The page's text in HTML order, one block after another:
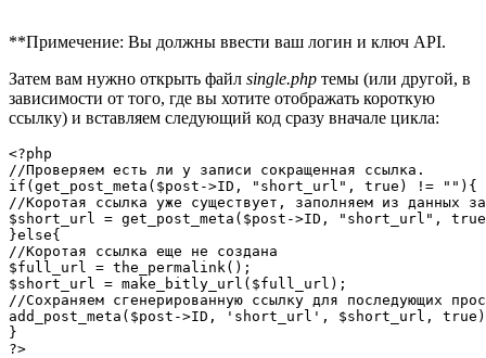
**Примечение: Вы должны ввести ваш логин и ключ API.
Затем вам нужно открыть файл single.php темы (или другой, в
зависимости от того, где вы хотите отображать короткую
ссылку) и вставляем следующий код сразу вначале цикла:
<?php
//Проверяем есть ли у записи сокращенная ссылка.
if(get_post_meta($post->ID, "short_url", true) != ""){
//Коротая ссылка уже существует, заполняем из данных
$short_url = get_post_meta($post->ID, "short_url",
}else{
//Коротая ссылка еще не создана
$full_url = the_permalink();
$short_url = make_bitly_url($full_url);
//Сохраняем сгенерированную ссылку для последующих
add_post_meta($post->ID, 'short_url', $short_url,
}
?>